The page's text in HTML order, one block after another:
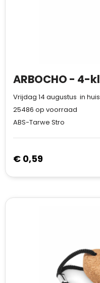
Vrijdag 14 augustus in huis
25486 op voorraad
ABS-Tarwe Stro
€ 0,59